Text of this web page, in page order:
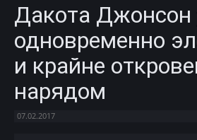
Дакота Джонсон
одновременно
и крайне
нарядом
07.02.2017